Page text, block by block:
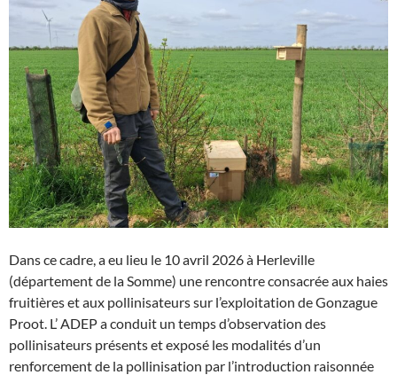
Dans ce cadre, a eu lieu le 10 avril 2026 à Herleville
(département de la Somme) une rencontre consacrée aux haies
fruitières et aux pollinisateurs sur l’exploitation de Gonzague
Proot. L’ ADEP a conduit un temps d’observation des
pollinisateurs présents et exposé les modalités d’un
renforcement de la pollinisation par l’introduction raisonnée